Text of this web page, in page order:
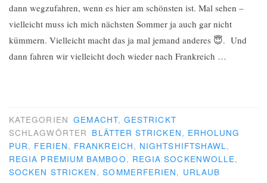
dann wegzufahren, wenn es hier am schönsten ist. Mal sehen –
vielleicht muss ich mich nächsten Sommer ja auch gar nicht
kümmern. Vielleicht macht das ja mal jemand anderes 😇. Und
dann fahren wir vielleicht doch wieder nach Frankreich …
KATEGORIEN GEMACHT, GESTRICKT
SCHLAGWÖRTER BLÄTTER STRICKEN, ERHOLUNG
PUR, FERIEN, FRANKREICH, NIGHTSHIFTSHAWL,
REGIA PREMIUM BAMBOO, REGIA SOCKENWOLLE,
SOCKEN STRICKEN,SOMMERFERIEN, URLAUB